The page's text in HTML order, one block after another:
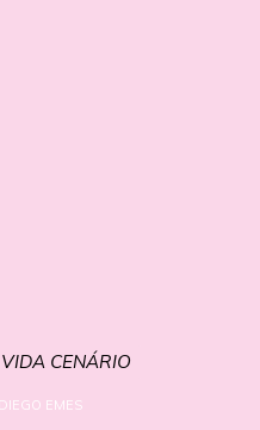
CENÁRIO
CENÁRIO
EMES